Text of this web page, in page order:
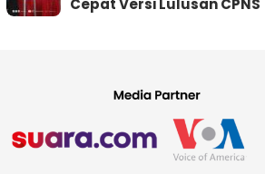
Cepat Versi Lulusan CPNS